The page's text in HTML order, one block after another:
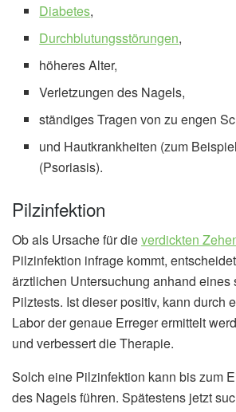
Diabetes,
Durchblutungsstörungen,
höheres Alter,
Verletzungen des Nagels,
ständiges Tragen von zu engen
und Hautkrankheiten (zum Beispiel
(Psoriasis).
Pilzinfektion
Ob als Ursache für dieverdickten
Pilzinfektion infrage kommt,
ärztlichen Untersuchung anhand eines
Pilztests. Ist dieser positiv, kann durch
Labor der genaue Erreger ermittelt
und verbessert die Therapie.
Solch eine Pilzinfektion kann bis zum
des Nagels führen. Spätestens jetzt